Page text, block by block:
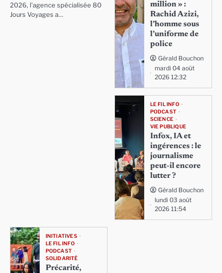
2026, l'agence spécialisée 80
Jours Voyages a…
million » :
Rachid Azizi,
l’homme sous
l’uniforme de
police
Gérald Bouchon
mardi 04 août
2026 12:32
LE FIL INFO
PODCAST
SCIENCE
VIE PUBLIQUE
Infox, IA et
ingérences : le
journalisme
peut-il encore
lutter ?
Gérald Bouchon
lundi 03 août
2026 11:54
INITIATIVES
LE FIL INFO
PODCAST
SOLIDARITÉ
Précarité,